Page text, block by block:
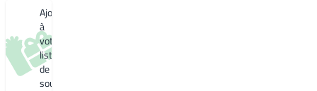
souhaitsAjouter
à
votre
liste
de
souhaits